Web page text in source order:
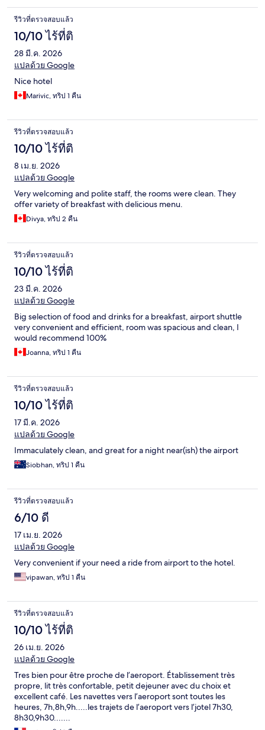
รีวิวที่ตรวจสอบแล้ว
10/10 ไร้ที่ติ
28 มี.ค. 2026
แปลด้วย Google
Nice hotel
Marivic, ทริป 1 คืน
รีวิวที่ตรวจสอบแล้ว
10/10 ไร้ที่ติ
8 เม.ย. 2026
แปลด้วย Google
Very welcoming and polite staff, the rooms were clean. They
offer variety of breakfast with delicious menu.
Divya, ทริป 2 คืน
รีวิวที่ตรวจสอบแล้ว
10/10 ไร้ที่ติ
23 มี.ค. 2026
แปลด้วย Google
Big selection of food and drinks for a breakfast, airport shuttle
very convenient and efficient, room was spacious and clean, I
would recommend 100%
Joanna, ทริป 1 คืน
รีวิวที่ตรวจสอบแล้ว
10/10 ไร้ที่ติ
17 มี.ค. 2026
แปลด้วย Google
Immaculately clean, and great for a night near(ish) the airport
Siobhan, ทริป 1 คืน
รีวิวที่ตรวจสอบแล้ว
6/10 ดี
17 เม.ย. 2026
แปลด้วย Google
Very convenient if your need a ride from airport to the hotel.
vipawan, ทริป 1 คืน
รีวิวที่ตรวจสอบแล้ว
10/10 ไร้ที่ติ
26 เม.ย. 2026
แปลด้วย Google
Tres bien pour être proche de l’aeroport. Établissement très
propre, lit très confortable, petit dejeuner avec du choix et
excellent café. Les navettes vers l’aeroport sont toutes les
heures, 7h,8h,9h.....les trajets de l’aeroport vers l’jotel 7h30,
8h30,9h30.......